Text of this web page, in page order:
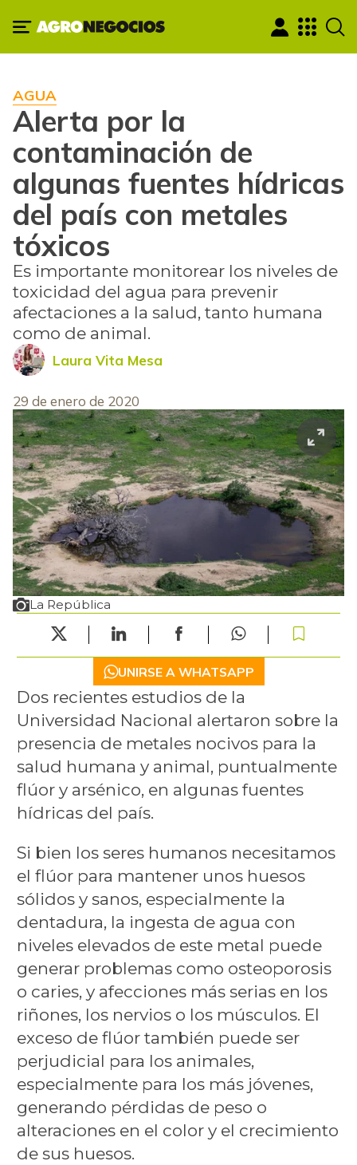
AGUA
Alerta por la
contaminación de
algunas fuentes hídricas
del país con metales
tóxicos
Es importante monitorear los niveles de
toxicidad del agua para prevenir
afectaciones a la salud, tanto humana
como de animal.
Laura Vita Mesa
29 de enero de 2020
La República
UNIRSE A WHATSAPP
Dos recientes estudios de la
Universidad Nacional alertaron sobre la
presencia de metales nocivos para la
salud humana y animal, puntualmente
flúor y arsénico, en algunas fuentes
hídricas del país.
Si bien los seres humanos necesitamos
el flúor para mantener unos huesos
sólidos y sanos, especialmente la
dentadura, la ingesta de agua con
niveles elevados de este metal puede
generar problemas como osteoporosis
o caries, y afecciones más serias en los
riñones, los nervios o los músculos. El
exceso de flúor también puede ser
perjudicial para los animales,
especialmente para los más jóvenes,
generando pérdidas de peso o
alteraciones en el color y el crecimiento
de sus huesos.